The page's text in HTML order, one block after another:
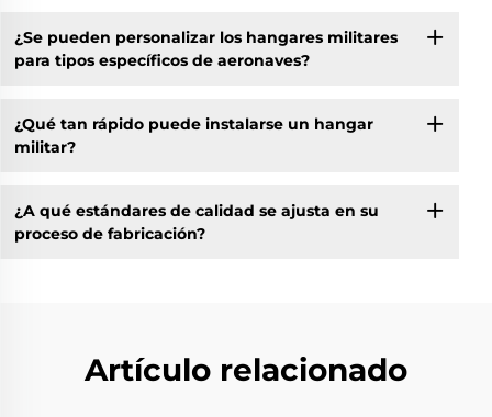
¿Se pueden personalizar los hangares militares
para tipos específicos de aeronaves?
¿Qué tan rápido puede instalarse un hangar
militar?
¿A qué estándares de calidad se ajusta en su
proceso de fabricación?
Artículo relacionado